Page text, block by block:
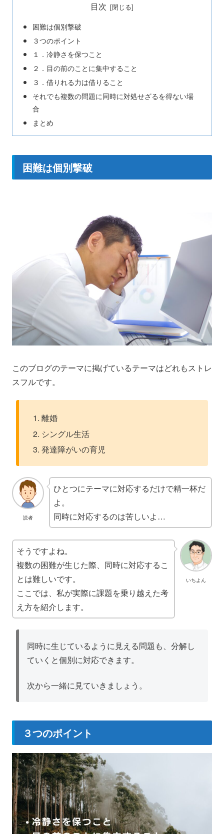
目次
困難は個別撃破
３つのポイント
１．冷静さを保つこと
２．目の前のことに集中すること
３．借りれる力は借りること
それでも複数の問題に同時に対処せざるを得ない場
合
まとめ
困難は個別撃破
このブログのテーマに掲げているテーマはどれもストレ
スフルです。
離婚
シングル生活
発達障がいの育児
読者
ひとつにテーマに対応するだけで精一杯だ
よ。
同時に対応するのは苦しいよ…
いちよん
そうですよね。
複数の困難が生じた際、同時に対応するこ
とは難しいです。
ここでは、私が実際に課題を乗り越えた考
え方を紹介します。
同時に生じているように見える問題も、分解し
ていくと個別に対応できます。
次から一緒に見ていきましょう。
３つのポイント